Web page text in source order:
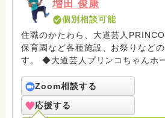
増田 俊康
個別相談可能
住職のかたわら、大道芸人
保育園など各種施設、お祭りなど
す。 ◆大道芸人プリンコちゃんホ
布教研究所常勤研究員 常任布教師
むなむ」代表 流山市青少年環境浄化事業推進委員会
環境部会長 流山市青少年指導セン
Zoom相談する
応援する